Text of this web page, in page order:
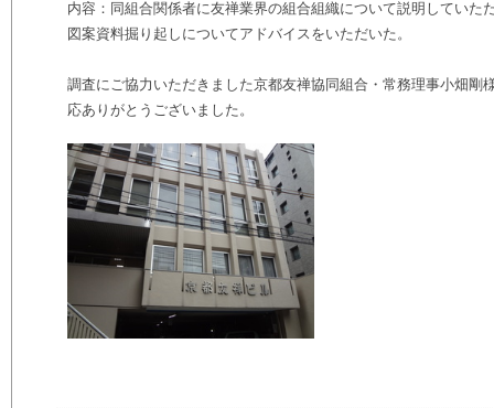
内容：同組合関係者に友禅業界の組合組織について説明していた
図案資料掘り起しについてアドバイスをいただいた。
調査にご協力いただきました京都友禅協同組合・常務理事小畑剛
応ありがとうございました。